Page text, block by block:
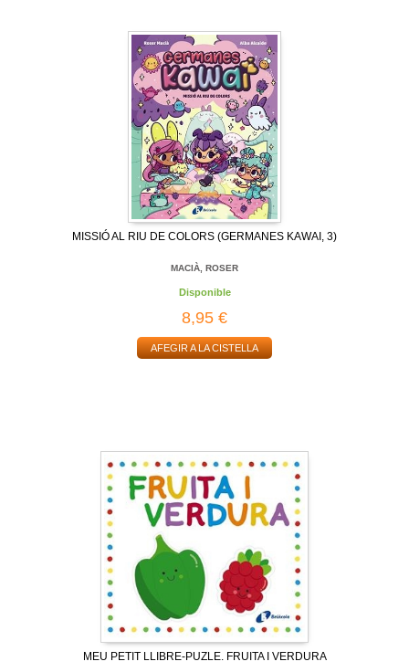
MISSIÓ AL RIU DE COLORS (GERMANES KAWAI, 3)
MACIÀ, ROSER
Disponible
8,95 €
AFEGIR A LA CISTELLA
MEU PETIT LLIBRE-PUZLE. FRUITA I VERDURA